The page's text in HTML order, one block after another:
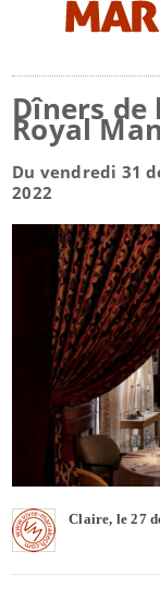
Dîners de
Royal
Du vendredi 31
2022
Claire, le 27